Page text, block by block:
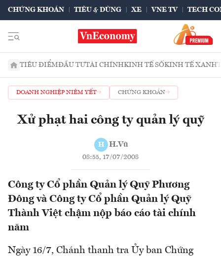
CHỨNG KHOÁN TIÊU & DÙNG XE VNE TV TECH
TIÊU ĐIỂMĐẦU TƯTÀI CHÍNHKINH TẾ SỐKINH TẾ XANH
DOANH NGHIỆP NIÊM YẾT CHỨNG KHOÁN
Xử phạt hai công ty quản lý quỹ
H H.Vũ
08:55, 17/07/2008
Công ty Cổ phần Quản lý Quỹ Phương
Đông và Công ty Cổ phần Quản lý Quỹ
Thành Việt chậm nộp báo cáo tài chính
năm
Ngày 16/7, Chánh thanh tra Ủy ban Chứng